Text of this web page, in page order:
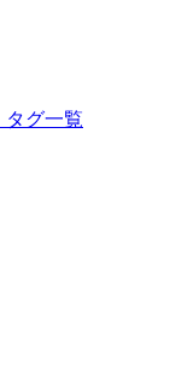
タグ一覧